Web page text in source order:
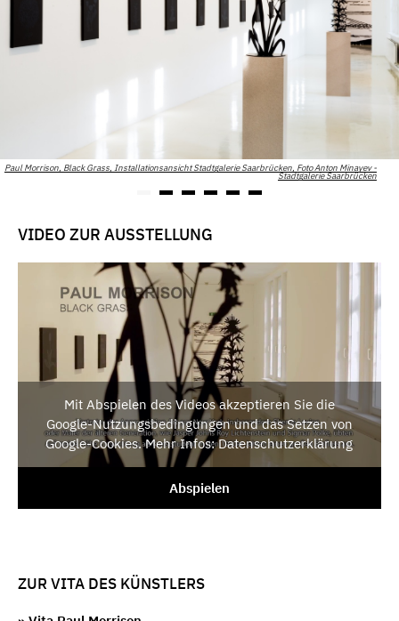
Paul Morrison, Black Grass, Installationsansicht Stadtgalerie Saarbrücken, Foto Anton Minayev -
Stadtgalerie Saarbrücken
VIDEO ZUR AUSSTELLUNG
Mit Abspielen des Videos akzeptieren Sie die
Google-Nutzungsbedingungen und das Setzen von
Google-Cookies. Mehr Infos: Datenschutzerklärung
Abspielen
ZUR VITA DES KÜNSTLERS